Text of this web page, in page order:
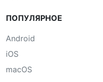
ПОПУЛЯРНОЕ
Android
iOS
macOS